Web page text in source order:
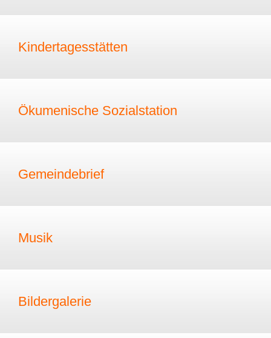
Kindertagesstätten
Ökumenische Sozialstation
Gemeindebrief
Musik
Bildergalerie